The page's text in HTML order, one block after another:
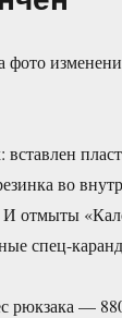
во
И отмыты
спец-
рюкзака —